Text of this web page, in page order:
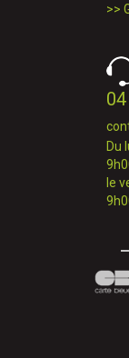
>>
Du
le